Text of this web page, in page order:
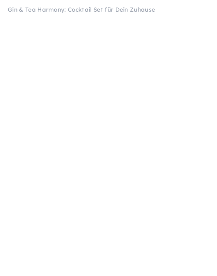
Gin & Tea Harmony: Cocktail Set für Dein Zuhause